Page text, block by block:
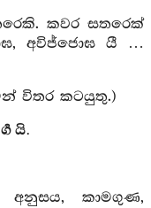
කවර සතරෙක්
අවිජ්ජොඝ යී …
විතර කටයුතු.)
යි.
අනුසය, කාමගුණ,